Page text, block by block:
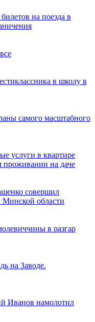
на поезда в
в школу в
самого масштабного
услуги в квартире
проживании на даче
совершил
Минской области
в разгар
на Заводе.
Иванов намолотил